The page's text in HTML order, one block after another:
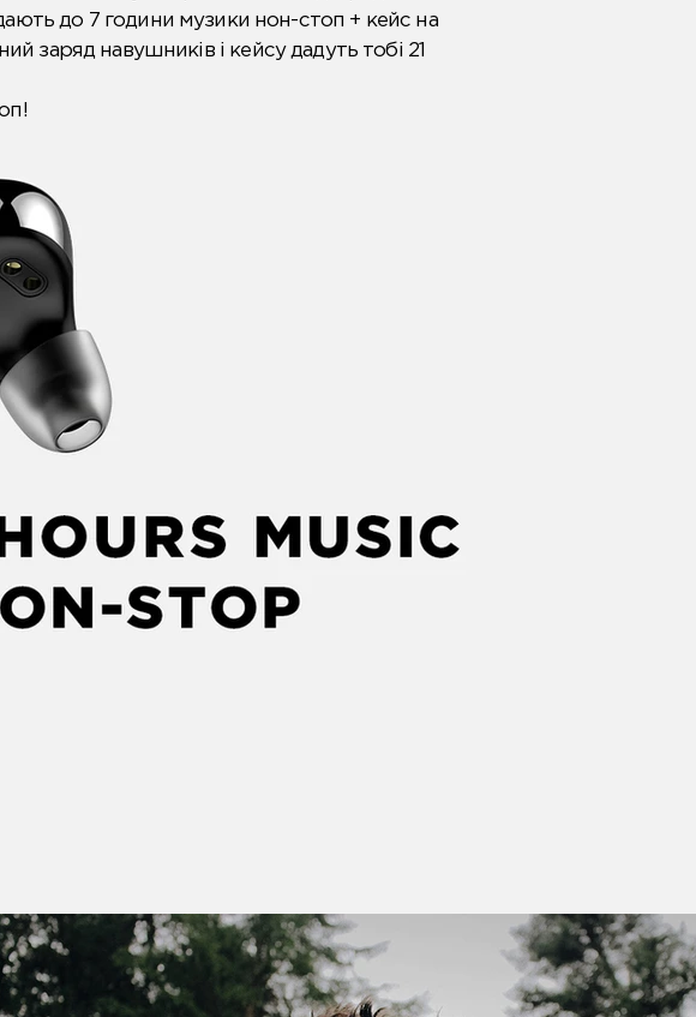
до 7 години музики нон-стоп + кейс на
навушників і кейсу дадуть тобі 21